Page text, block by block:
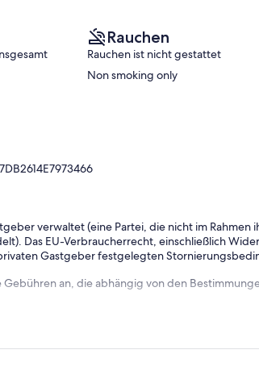
Rauchen
Rauchen ist nicht gestattet
Non smoking only
verwaltet (eine Partei, die nicht im Rahmen
Das EU-Verbraucherrecht, einschließlich
Gastgeber festgelegten
Gebühren an, die abhängig von den